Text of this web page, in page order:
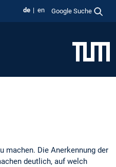
de en Google Suche
machen. Die Anerkennung der
deutlich, auf welch